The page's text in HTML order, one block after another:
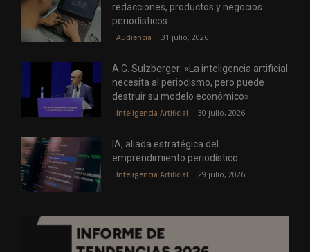
redacciones, productos y negocios
periodísticos
Audiencia 31 julio, 2026
A.G. Sulzberger: «La inteligencia artificial
necesita al periodismo, pero puede
destruir su modelo económico»
Inteligencia Artificial 30 julio, 2026
IA, aliada estratégica del
emprendimiento periodístico
Inteligencia Artificial 29 julio, 2026